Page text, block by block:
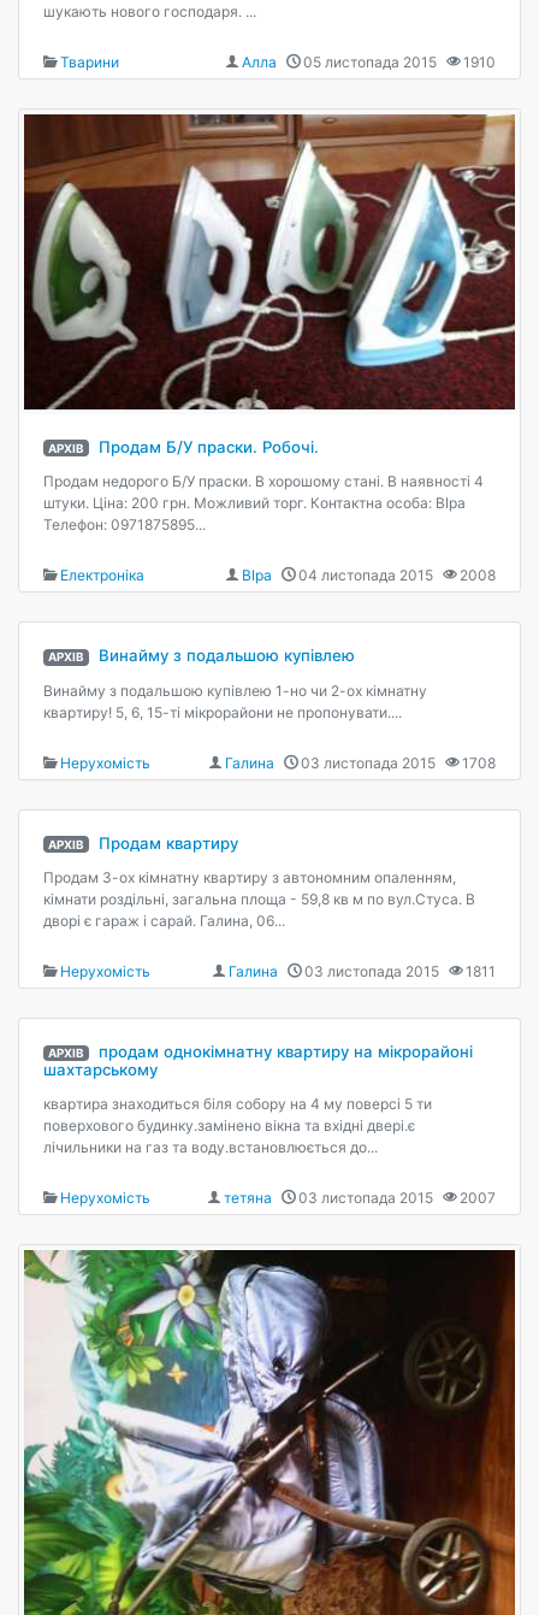
шукають нового господаря. ...
Тварини 1910
05 листопада 2015
Алла
АРХІВ Продам Б/У праски. Робочі.
Продам недорого Б/У праски. В хорошому стані. В наявності 4
штуки. Ціна: 200 грн. Можливий торг. Контактна особа: ВІра
Телефон: 0971875895...
Електроніка 2008
04 листопада 2015
ВІра
АРХІВ Винайму з подальшою купівлею
Винайму з подальшою купівлею 1-но чи 2-ох кімнатну
квартиру! 5, 6, 15-ті мікрорайони не пропонувати....
Нерухомість 1708
03 листопада 2015
Галина
АРХІВ Продам квартиру
Продам 3-ох кімнатну квартиру з автономним опаленням,
кімнати роздільні, загальна площа - 59,8 кв м по вул.Стуса. В
дворі є гараж і сарай. Галина, 06...
Нерухомість 1811
03 листопада 2015
Галина
АРХІВ
продам однокімнатну квартиру на мікрорайоні
шахтарському
квартира знаходиться біля собору на 4 му поверсі 5 ти
поверхового будинку.замінено вікна та вхідні двері.є
лічильники на газ та воду.встановлюється до...
Нерухомість 2007
03 листопада 2015
тетяна